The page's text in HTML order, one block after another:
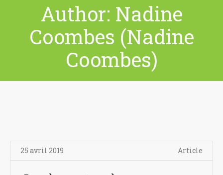
Author: Nadine
Coombes (Nadine
Coombes)
25 avril 2019 Article